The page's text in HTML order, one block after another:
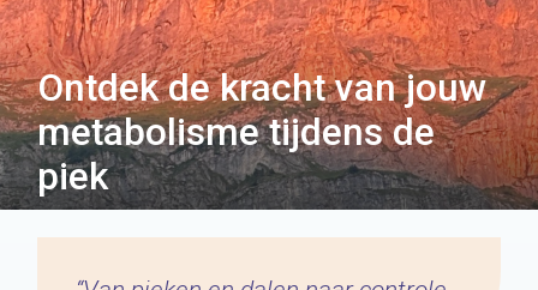
Ontdek de kracht van jouw
metabolisme tijdens de
piek